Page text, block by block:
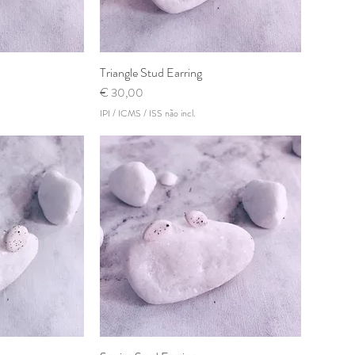
Visualização rápida
Triangle Stud Earring
Preço
€ 30,00
IPI / ICMS / ISS não incl.